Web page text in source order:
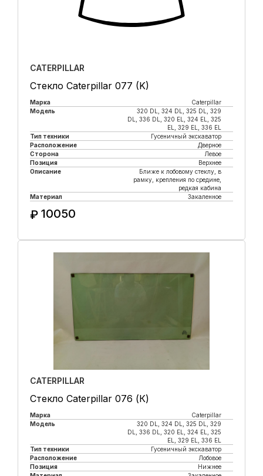
CATERPILLAR
Стекло Caterpillar 077 (K)
Марка
Caterpillar
Модель
320 DL, 324 DL, 325 DL, 329
DL, 336 DL, 320 EL, 324 EL, 325
EL, 329 EL, 336 EL
Тип техники
Гусеничный экскаватор
Расположение
Дверное
Сторона
Левое
Позиция
Верхнее
Описание
Ближе к лобовому стеклу, в
рамку, крепления по средине,
редкая кабина
Материал
Закаленное
₽ 10050
CATERPILLAR
Стекло Caterpillar 076 (К)
Марка
Caterpillar
Модель
320 DL, 324 DL, 325 DL, 329
DL, 336 DL, 320 EL, 324 EL, 325
EL, 329 EL, 336 EL
Тип техники
Гусеничный экскаватор
Расположение
Лобовое
Позиция
Нижнее